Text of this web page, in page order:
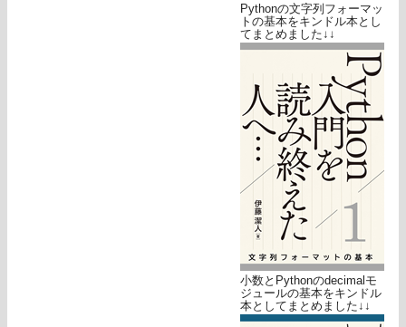
Pythonの文字列フォーマッ
トの基本をキンドル本とし
てまとめました↓↓
小数とPythonのdecimalモ
ジュールの基本をキンドル
本としてまとめました↓↓